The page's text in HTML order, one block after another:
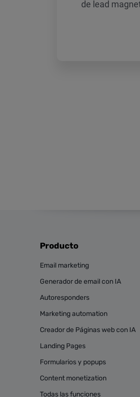
de lead
Producto
Email marketing
Generador de email con IA
Autoresponders
Marketing automation
Creador de Páginas web con IA
Landing Pages
Formularios y popups
Content monetization
Todas las funciones